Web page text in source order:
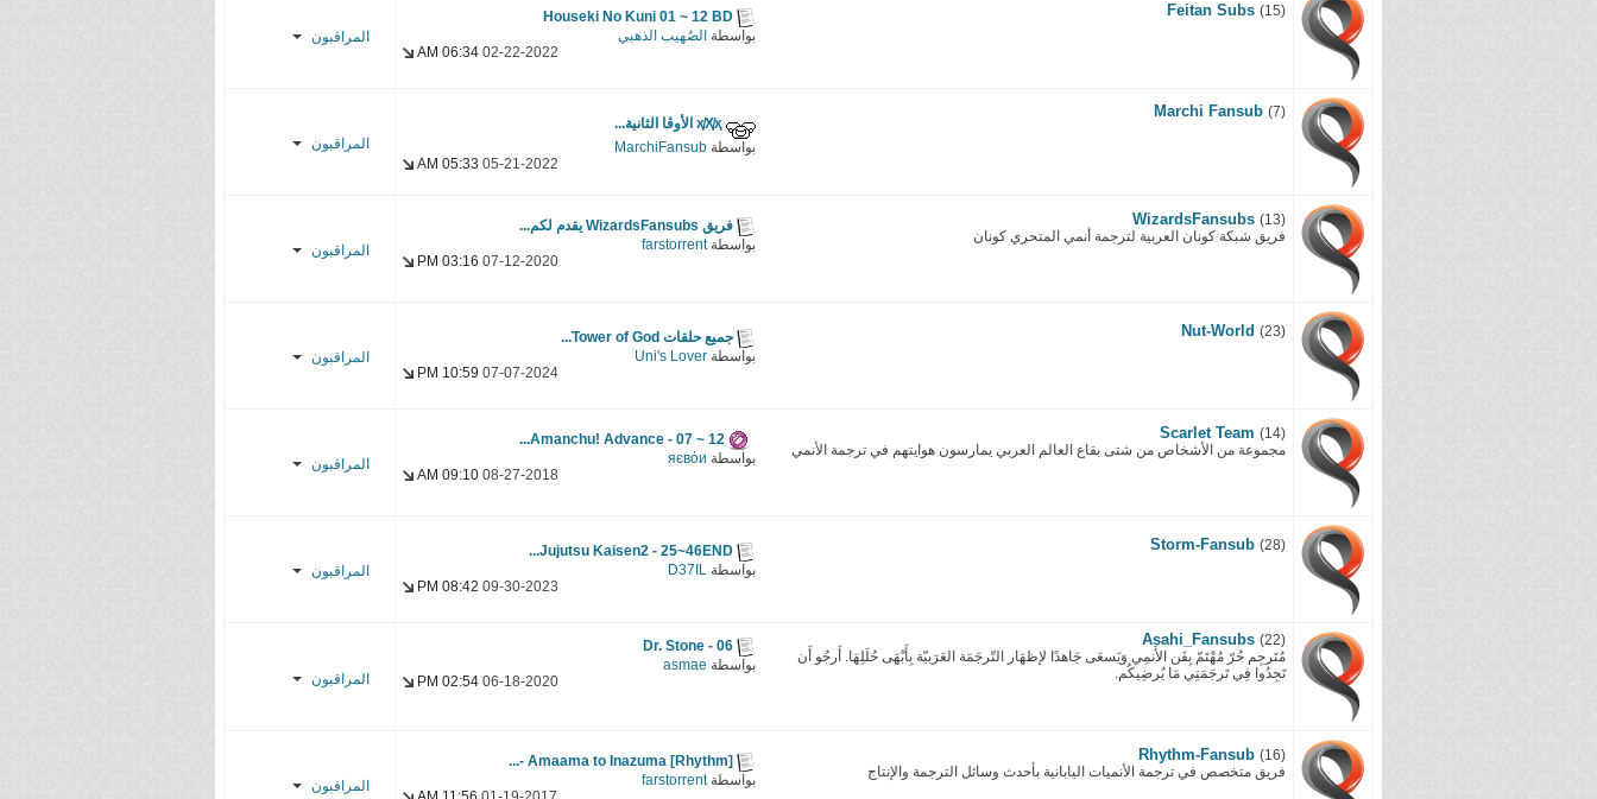
Feitan Subs (15)
Houseki No Kuni 01 ~ 12 BD
بواسطة الصُهيب الذهبي
02-22-2022
06:34 AM
المراقبون
sensei
Marchi Fansub (7)
ҳ̸Ҳ̸ҳ الأوڤا الثانية...
بواسطة MarchiFansub
05-21-2022
05:33 AM
المراقبون
sensei
WizardsFansubs (13)
فريق شبكة كونان العربية لترجمة أنمي المتحري كونان
فريق WizardsFansubs يقدم لكم...
بواسطةfarstorrent
07-12-2020
03:16 PM
المراقبون
sensei
Nut-World (23)
جميع حلقات Tower of God...
بواسطة Uni's Lover
07-07-2024
10:59 PM
المراقبون
sensei
Scarlet Team (14)
مجموعة من الأشخاص من شتى بقاع العالم العربي يمارسون هوايتهم في ترجمة الأنمي
Amanchu! Advance - 07 ~ 12...
بواسطة яєвόи
08-27-2018
09:10 AM
المراقبون
sensei
Storm-Fansub (28)
Jujutsu Kaisen2 - 25~46END...
بواسطة D37IL
09-30-2023
08:42 PM
المراقبون
Albara614
Asahi_Fansubs (22)
مُتَرجِم حُرّ مُهْتَمّ بِفَن الأَنمِي وَيَسعَى جَاهدًا لإظهَار التّرجَمَة العَرَبيّة بِأَبْهَى حُلَلِهَا. أَرجُو أَن
تَجِدُوا فِي تَرجَمَتِي مَا يُرضِيكُم.
Dr. Stone - 06
بواسطة asmae
06-18-2020
02:54 PM المراقبون
sensei
Rhythm-Fansub (16)
فريق متخصص في ترجمة الأنميات اليابانية بأحدث وسائل الترجمة والإنتاج
[Rhythm] Amaama to Inazuma -...
بواسطةfarstorrent
المراقبون